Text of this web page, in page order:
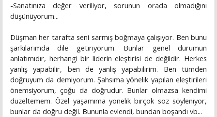
-Sanatınıza değer veriliyor, sorunun orada olmadığını
düşünüyorum...
Düşman her tarafta seni sarmış boğmaya çalışıyor. Ben bunu
şarkılarımda dile getiriyorum. Bunlar genel durumun
anlatımıdır, herhangi bir liderin eleştirisi de değildir. Herkes
yanlış yapabilir, ben de yanlış yapabilirim. Ben tümden
doğruyum da demiyorum. Şahsıma yönelik yapılan eleştirileri
önemsiyorum, çoğu da doğrudur. Bunlar olmazsa kendimi
düzeltemem. Özel yaşamıma yönelik birçok söz söyleniyor,
bunlar da doğru değil. Bununla evlendi, bundan boşandı vb...